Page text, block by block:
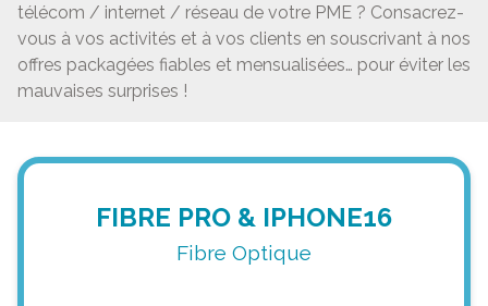
télécom / internet / réseau de votre PME ? Consacrez-
vous à vos activités et à vos clients en souscrivant à nos
offres packagées fiables et mensualisées… pour éviter les
mauvaises surprises !
FIBRE PRO & IPHONE16
Fibre Optique